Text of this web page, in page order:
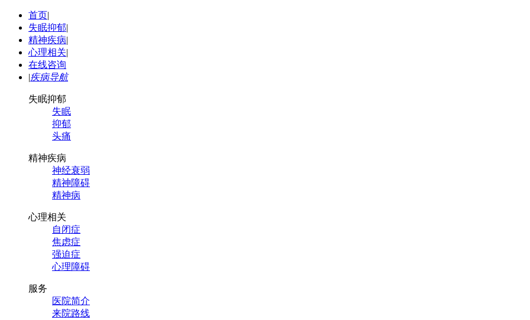
首页|
失眠抑郁|
精神疾病|
心理相关|
在线咨询
|疾病导航
失眠抑郁
失眠
抑郁
头痛
精神疾病
神经衰弱
精神障碍
精神病
心理相关
自闭症
焦虑症
强迫症
心理障碍
服务
医院简介
来院路线